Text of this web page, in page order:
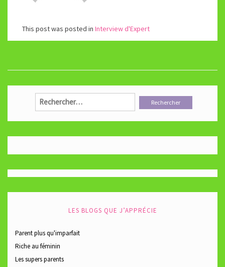
This post was posted in Interview d'Expert
Rechercher :
LES BLOGS QUE J’APPRÉCIE
Parent plus qu'imparfait
Riche au féminin
Les supers parents